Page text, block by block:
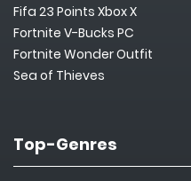
Fifa 23 Points Xbox X
Fortnite V-Bucks PC
Fortnite Wonder Outfit
Sea of Thieves
Top-Genres